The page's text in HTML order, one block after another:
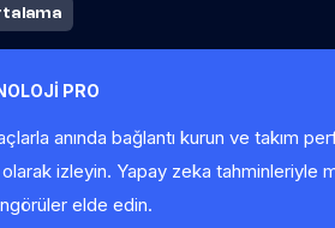
PRO
anında bağlantı kurun ve takım
olarak izleyin. Yapay zeka tahminleriyle
elde edin.